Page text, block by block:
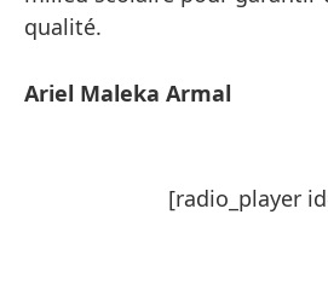
qualité.
Ariel Maleka Armal
[radio_player